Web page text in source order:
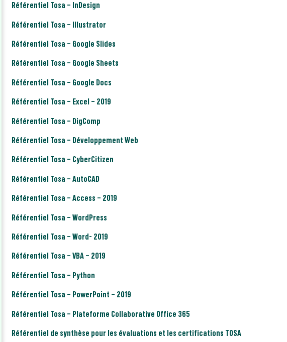
Référentiel Tosa – InDesign
Référentiel Tosa – Illustrator
Référentiel Tosa – Google Slides
Référentiel Tosa – Google Sheets
Référentiel Tosa – Google Docs
Référentiel Tosa – Excel – 2019
Référentiel Tosa – DigComp
Référentiel Tosa – Développement Web
Référentiel Tosa – CyberCitizen
Référentiel Tosa – AutoCAD
Référentiel Tosa – Access – 2019
Référentiel Tosa – WordPress
Référentiel Tosa – Word- 2019
Référentiel Tosa – VBA – 2019
Référentiel Tosa – Python
Référentiel Tosa – PowerPoint – 2019
Référentiel Tosa – Plateforme Collaborative Office 365
Référentiel de synthèse pour les évaluations et les certifications TOSA